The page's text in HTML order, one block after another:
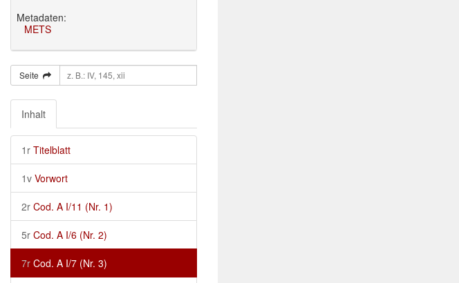
Metadaten:
METS
Seite
Inhalt
1r Titelblatt
1v Vorwort
2r Cod. A I/11 (Nr. 1)
5r Cod. A I/6 (Nr. 2)
7r Cod. A I/7 (Nr. 3)